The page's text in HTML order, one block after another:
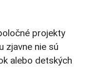
projekty
zjavne nie sú
alebo detských